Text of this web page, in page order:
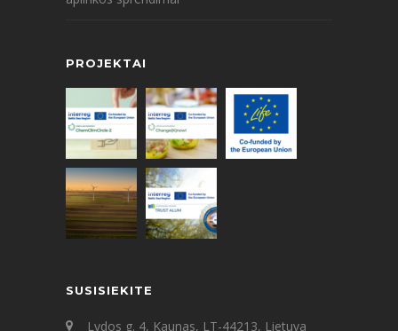
PROJEKTAI
SUSISIEKITE
Lydos g. 4, Kaunas, LT-44213, Lietuva